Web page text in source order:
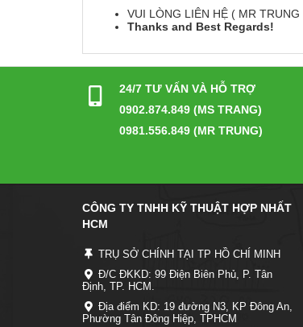
VUI LÒNG LIÊN HỆ ( MR
Thanks and Best Regards!
24/7 TƯ VẤN VÀ HỖ TRỢ
0902.874.849 (MS TRANG)
0981.556.849 (MR TRUNG)
CÔNG TY TNHH KỸ THUẬT HỢP NHẤT
HCM
TRỤ SỞ CHÍNH TẠI TP HỒ CHÍ MINH
Đ/C ĐKKD: 99 Điện Biên Phủ, P. Tân
Định, TP. HCM.
Địa điểm KD: 19 đường N3, KP Đông An,
Phường Tân Đông Hiệp, TPHCM